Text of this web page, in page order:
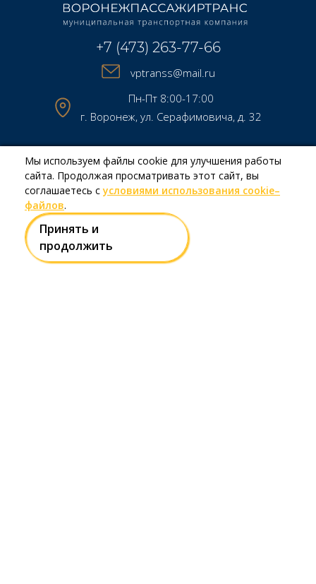
+7 (473) 263-77-66
vptranss@mail.ru
Пн-Пт 8:00-17:00
г. Воронеж, ул. Серафимовича, д. 32
Copyright © МКП МТК «Воронежпассажиртранс» 2026
Создание и продвижение сайтовTeam-B
Правила использования сайта
Политика в отношении обработки персональных данных
Мы используем файлы cookie для улучшения работы
сайта. Продолжая просматривать этот сайт, вы
соглашаетесь сусловиями использования cookie–
файлов.
Принять и
продолжить